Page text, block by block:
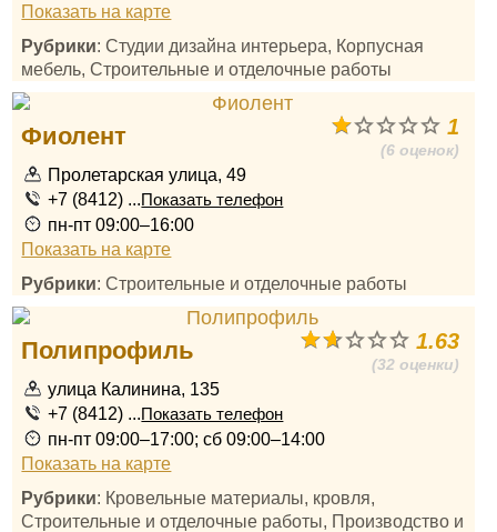
Показать на карте
Рубрики: Студии дизайна интерьера, Корпусная
мебель, Строительные и отделочные работы
1
(6 оценок)
Фиолент
Пролетарская улица, 49
+7 (8412) ...Показать телефон
пн-пт 09:00–16:00
Показать на карте
Рубрики: Строительные и отделочные работы
1.63
(32 оценки)
Полипрофиль
улица Калинина, 135
+7 (8412) ...Показать телефон
пн-пт 09:00–17:00; сб 09:00–14:00
Показать на карте
Рубрики: Кровельные материалы, кровля,
Строительные и отделочные работы, Производство и